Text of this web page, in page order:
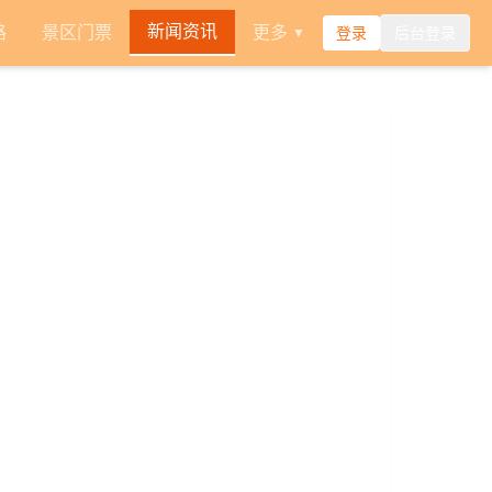
景区门票 新闻资讯 更多 ▼ 登录